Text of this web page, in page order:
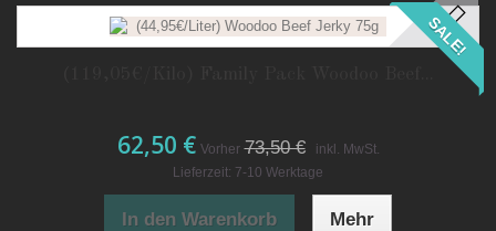
SALE!
62,50 € Vorher 73,50 €
inkl. MwSt.
Lieferzeit: 7-10 Werktage
In den Warenkorb Mehr